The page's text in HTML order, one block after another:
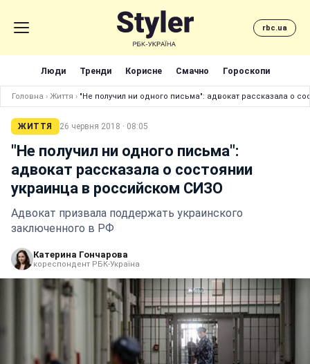
rbc.ua
Люди Тренди Корисне Смачно Гороскопи
Головна › Життя › "Не получил ни одного письма": адвокат рассказала о
ЖИТТЯ 26 червня 2018 · 08:05
"Не получил ни одного письма":
адвокат рассказала о состоянии
украинца в российском СИЗО
Адвокат призвала поддержать украинского
заключенного в РФ
Катерина Гончарова
кореспондент РБК-Україна